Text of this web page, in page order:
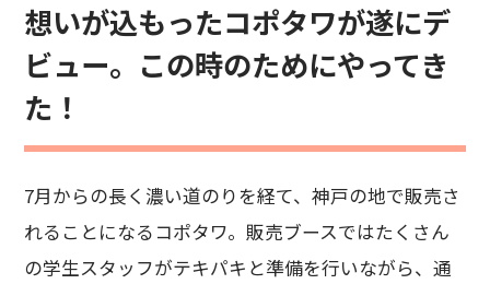
想いが込もったコポタワが遂にデ
ビュー。この時のためにやってき
た！
7月からの長く濃い道のりを経て、神戸の地で販売さ
れることになるコポタワ。販売ブースではたくさん
の学生スタッフがテキパキと準備を行いながら、通